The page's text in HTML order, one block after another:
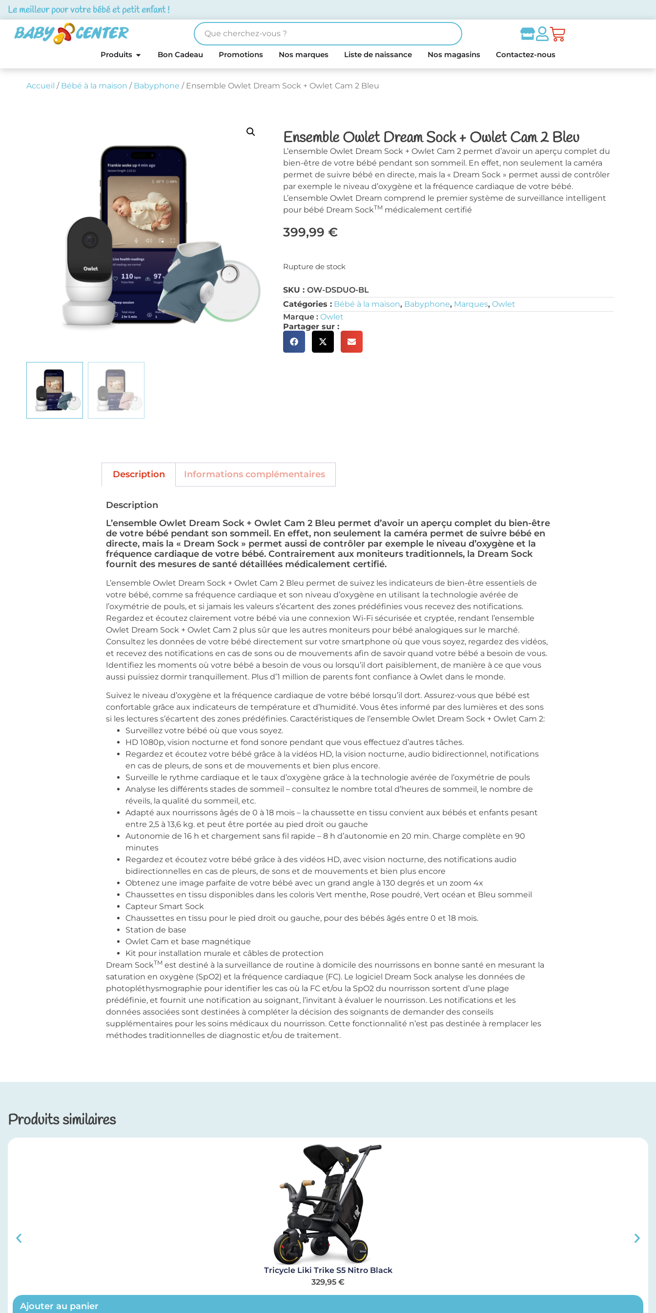
Le meilleur pour votre bébé et petit enfant !
Produits Bon Cadeau Promotions Nos marques Liste de naissance Nos magasins Contactez-nous
Accueil / Bébé à la maison / Babyphone / Ensemble Owlet Dream Sock + Owlet Cam 2 Bleu
Ensemble Owlet Dream Sock + Owlet Cam 2 Bleu
L’ensemble Owlet Dream Sock + Owlet Cam 2 permet d’avoir un aperçu complet du
bien-être de votre bébé pendant son sommeil. En effet, non seulement la caméra
permet de suivre bébé en directe, mais la « Dream Sock » permet aussi de contrôler
par exemple le niveau d’oxygène et la fréquence cardiaque de votre bébé.
L’ensemble Owlet Dream comprend le premier système de surveillance intelligent
pour bébé Dream SockTM médicalement certifié
399,99€
Rupture de stock
SKU :OW-DSDUO-BL
Catégories : Bébé à la maison, Babyphone, Marques,Owlet
Marque :Owlet
Partager sur :
Description Informations complémentaires
Description
L’ensemble Owlet Dream Sock + Owlet Cam 2 Bleu permet d’avoir un aperçu complet du bien-être
de votre bébé pendant son sommeil. En effet, non seulement la caméra permet de suivre bébé en
directe, mais la « Dream Sock » permet aussi de contrôler par exemple le niveau d’oxygène et la
fréquence cardiaque de votre bébé. Contrairement aux moniteurs traditionnels, la Dream Sock
fournit des mesures de santé détaillées médicalement certifié.
L’ensemble Owlet Dream Sock + Owlet Cam 2 Bleu permet de suivez les indicateurs de bien-être essentiels de
votre bébé, comme sa fréquence cardiaque et son niveau d’oxygène en utilisant la technologie avérée de
l’oxymétrie de pouls, et si jamais les valeurs s’écartent des zones prédéfinies vous recevez des notifications.
Regardez et écoutez clairement votre bébé via une connexion Wi-Fi sécurisée et cryptée, rendant l’ensemble
Owlet Dream Sock + Owlet Cam 2 plus sûr que les autres moniteurs pour bébé analogiques sur le marché.
Consultez les données de votre bébé directement sur votre smartphone où que vous soyez, regardez des vidéos,
et recevez des notifications en cas de sons ou de mouvements afin de savoir quand votre bébé a besoin de vous.
Identifiez les moments où votre bébé a besoin de vous ou lorsqu’il dort paisiblement, de manière à ce que vous
aussi puissiez dormir tranquillement. Plus d’1 million de parents font confiance à Owlet dans le monde.
Suivez le niveau d’oxygène et la fréquence cardiaque de votre bébé lorsqu’il dort. Assurez-vous que bébé est
confortable grâce aux indicateurs de température et d’humidité. Vous êtes informé par des lumières et des sons
si les lectures s’écartent des zones prédéfinies. Caractéristiques de l’ensemble Owlet Dream Sock + Owlet Cam 2:
Surveillez votre bébé où que vous soyez.
HD 1080p, vision nocturne et fond sonore pendant que vous effectuez d’autres tâches.
Regardez et écoutez votre bébé grâce à la vidéos HD, la vision nocturne, audio bidirectionnel, notifications
en cas de pleurs, de sons et de mouvements et bien plus encore.
Surveille le rythme cardiaque et le taux d’oxygène grâce à la technologie avérée de l’oxymétrie de pouls
Analyse les différents stades de sommeil – consultez le nombre total d’heures de sommeil, le nombre de
réveils, la qualité du sommeil, etc.
Adapté aux nourrissons âgés de 0 à 18 mois – la chaussette en tissu convient aux bébés et enfants pesant
entre 2,5 à 13,6 kg. et peut être portée au pied droit ou gauche
Autonomie de 16 h et chargement sans fil rapide – 8 h d’autonomie en 20 min. Charge complète en 90
minutes
Regardez et écoutez votre bébé grâce à des vidéos HD, avec vision nocturne, des notifications audio
bidirectionnelles en cas de pleurs, de sons et de mouvements et bien plus encore
Obtenez une image parfaite de votre bébé avec un grand angle à 130 degrés et un zoom 4x
Chaussettes en tissu disponibles dans les coloris Vert menthe, Rose poudré, Vert océan et Bleu sommeil
Capteur Smart Sock
Chaussettes en tissu pour le pied droit ou gauche, pour des bébés âgés entre 0 et 18 mois.
Station de base
Owlet Cam et base magnétique
Kit pour installation murale et câbles de protection
Dream SockTM est destiné à la surveillance de routine à domicile des nourrissons en bonne santé en mesurant la
saturation en oxygène (SpO2) et la fréquence cardiaque (FC). Le logiciel Dream Sock analyse les données de
photopléthysmographie pour identifier les cas où la FC et/ou la SpO2 du nourrisson sortent d’une plage
prédéfinie, et fournit une notification au soignant, l’invitant à évaluer le nourrisson. Les notifications et les
données associées sont destinées à compléter la décision des soignants de demander des conseils
supplémentaires pour les soins médicaux du nourrisson. Cette fonctionnalité n’est pas destinée à remplacer les
méthodes traditionnelles de diagnostic et/ou de traitement.
Produits similaires
Tricycle Liki Trike S5 Nitro Black
329,95 €
Ajouter au panier